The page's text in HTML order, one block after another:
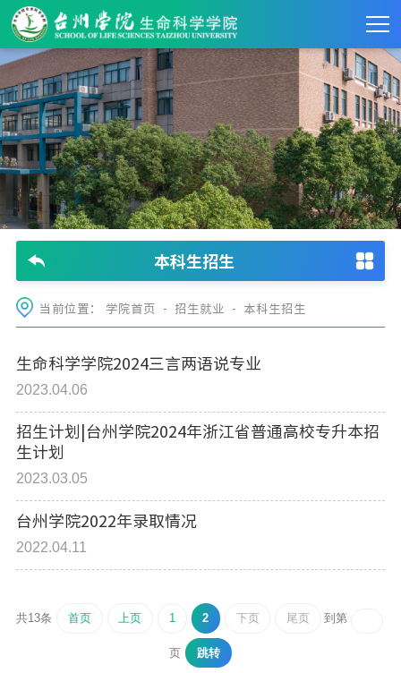
本科生招生
当前位置： 学院首页 - 招生就业 - 本科生招生
生命科学学院2024三言两语说专业
2023.04.06
招生计划|台州学院2024年浙江省普通高校专升本招
生计划
2023.03.05
台州学院2022年录取情况
2022.04.11
共13条 首页 上页 1 2 下页 尾页 到第
页 跳转